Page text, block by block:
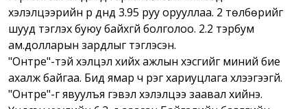
хэлэлцээрийн үр дүнд 3.95 руу орууллаа. 2 төлбөрийг
шууд тэглэх буюу байхгүй болголоо. 2.2 тэрбум
ам.долларын зардлыг тэглэсэн.
"Онтре"-тэй хэлцэл хийх ажлын хэсгийг миний бие
ахалж байгаа. Бид ямар ч үүрэг хариуцлага хүлээгээгүй.
"Онтре"-г явуулъя гэвэл хэлэлцээ заавал хийнэ.